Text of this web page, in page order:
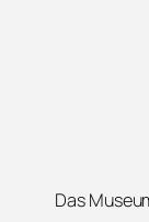
Das